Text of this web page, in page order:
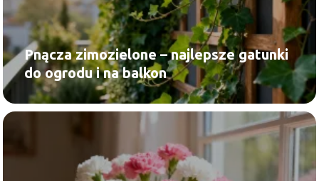
Pnącza zimozielone – najlepsze gatunki
do ogrodu i na balkon